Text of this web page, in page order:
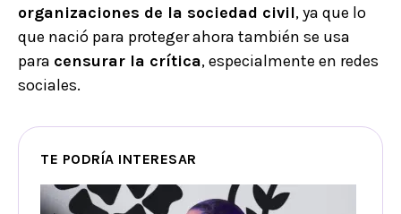
organizaciones de la sociedad civil, ya que lo
que nació para proteger ahora también se usa
para censurar la crítica, especialmente en redes
sociales.
TE PODRÍA INTERESAR